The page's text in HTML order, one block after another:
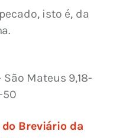
isto é, da
50
Breviário da